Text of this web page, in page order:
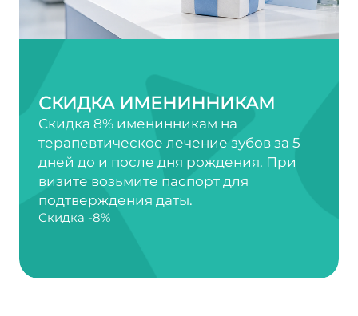
СКИДКА ИМЕНИННИКАМ
Скидка 8% именинникам на
терапевтическое лечение зубов за 5
дней до и после дня рождения. При
визите возьмите паспорт для
подтверждения даты.
Скидка -8%